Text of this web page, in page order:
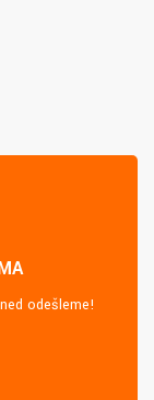
odešleme!